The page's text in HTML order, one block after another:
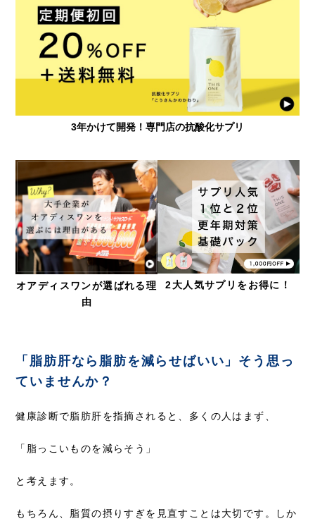
3年かけて開発！専門店の抗酸化サプリ
オアディスワンが選ばれる理
由
2大人気サプリをお得に！
「脂肪肝なら脂肪を減らせばいい」そう思っ
ていませんか？
健康診断で脂肪肝を指摘されると、多くの人はまず、
「脂っこいものを減らそう」
と考えます。
もちろん、脂質の摂りすぎを見直すことは大切です。しか